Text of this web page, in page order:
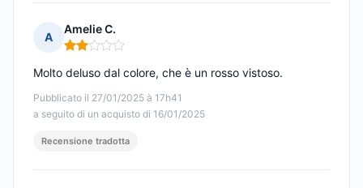
A
Amelie C.
Nota: 2 su 5
Pubblicato il 27/01/2025 à 17h41
a seguito di un acquisto di 16/01/2025
Molto deluso dal colore, che è un rosso vistoso.
Recensione tradotta